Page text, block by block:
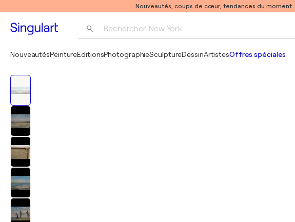
Nouveautés, coups de cœur, tendances du moment :
Rechercher New York
NouveautésPeintureÉditionsPhotographieSculptureDessinArtistesOffres spéciales